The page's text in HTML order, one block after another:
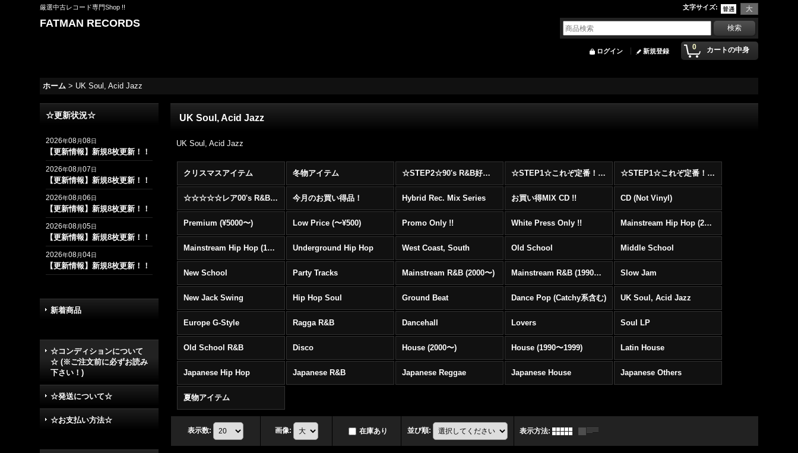
厳選中古レコード専門Shop !! 文字サイズ:
FATMAN RECORDS
0 カートの中身
ログイン 新規登録
ホーム > UK Soul, Acid Jazz
☆更新状況☆
2026年08月08日
【更新情報】新規8枚更新！！
2026年08月07日
【更新情報】新規8枚更新！！
2026年08月06日
【更新情報】新規8枚更新！！
2026年08月05日
【更新情報】新規8枚更新！！
2026年08月04日
【更新情報】新規8枚更新！！
新着商品
☆コンディションについて
☆ (※ご注文前に必ずお読み
下さい！)
☆発送について☆
☆お支払い方法☆
UK Soul, Acid Jazz
UK Soul, Acid Jazz
クリスマスアイテム 冬物アイテム ☆STEP2☆90's R&B好きに自信を持ってオススメ出来る00's R&B Best 100 !!! ☆STEP1☆これぞ定番！！まずはここから！2000年代Hip HopフロアヒットBest 100 !!! ☆STEP1☆これぞ定番！！まずはここから！2000年代R&BフロアヒットBest 100 !!!
☆☆☆☆☆レア00's R&B Promo Only盤特集！！☆☆☆☆☆ 今月のお買い得品！ Hybrid Rec. Mix Series お買い得MIX CD !! CD (Not Vinyl)
Premium (¥5000〜) Low Price (〜¥500) Promo Only !! White Press Only !! Mainstream Hip Hop (2000〜)
Mainstream Hip Hop (1990〜1999) Underground Hip Hop West Coast, South Old School Middle School
New School Party Tracks Mainstream R&B (2000〜) Mainstream R&B (1990〜1999) Slow Jam
New Jack Swing Hip Hop Soul Ground Beat Dance Pop (Catchy系含む) UK Soul, Acid Jazz
Europe G-Style Ragga R&B Dancehall Lovers Soul LP
Old School R&B Disco House (2000〜) House (1990〜1999) Latin House
Japanese Hip Hop Japanese R&B Japanese Reggae Japanese House Japanese Others
夏物アイテム
表示数: 画像: 在庫あり 並び順: 表示方法: